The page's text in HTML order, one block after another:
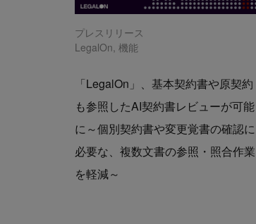
プレスリリース
LegalOn 機能
「LegalOn」、基本契約書や原契約
も参照したAI契約書レビューが可能
に～個別契約書や変更覚書の確認に
必要な、複数文書の参照・照合作業
を軽減～